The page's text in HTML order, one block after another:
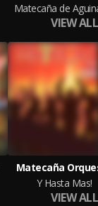
Matecaña de
VIEW ALL
Matecaña
Y Hasta Mas!
VIEW ALL